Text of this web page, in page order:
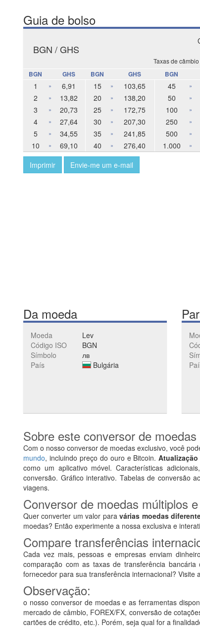
Guia de bolso
Taxas de
BGN / GHS
BGN GHS BGN GHS BGN
1 » 6,91 15 » 103,65 45 »
2
» 13,82 20 » 138,20 50 »
3
» 20,73 25 » 172,75 100 »
4
» 27,64 30 » 207,30 250 »
5
» 34,55 35 » 241,85 500 »
10
» 69,10 40 » 276,40 1.000 »
Imprimir
Envie-me um e-mail
Da moeda
Moeda
Lev
Código ISO
BGN
Símbolo
лв
País
Bulgária
Sobre este conversor de moedas
Com o nosso conversor de moedas exclusivo, você
mundo, incluindo preço do ouro e Bitcoin.
como um aplicativo móvel. Características
conversão. Gráfico interativo. Tabelas de conversão
viagens.
Conversor de moedas múltiplos
Quer converter um valor paravárias moedas
moedas? Então experimente a nossa exclusiva e
Compare transferências
Cada vez mais, pessoas e empresas enviam
comparação com as taxas de transferência
fornecedor para sua transferência internacional? Visite
Observação:
o nosso conversor de moedas e as ferramentas
mercado de câmbio, FOREX/FX, conversão de
cartões de crédito, etc.). Porém, seja qual for a